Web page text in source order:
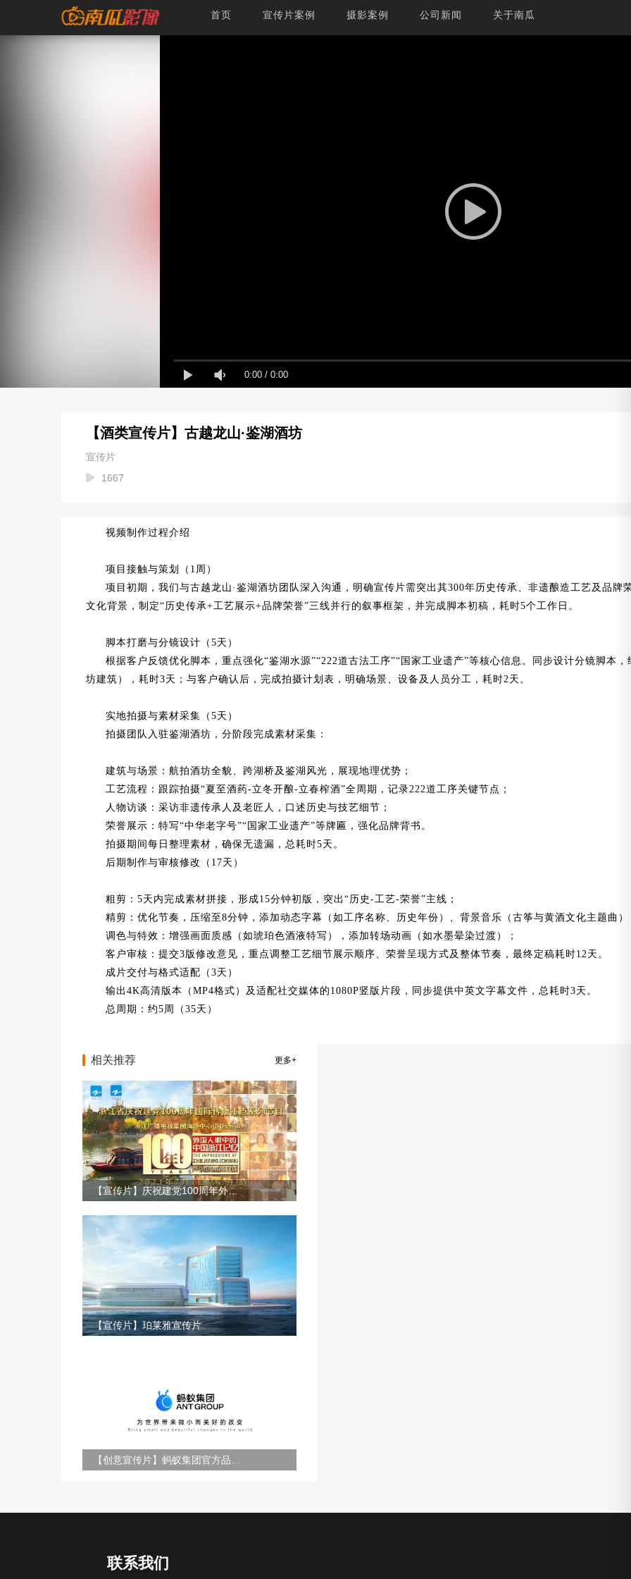
【酒类宣传片】古越龙山·鉴湖酒坊 - 南瓜影像
首页 宣传片案例 摄影案例 公司新闻 关于南瓜
0:00 / 0:00
【酒类宣传片】古越龙山·鉴湖酒坊
宣传片
1667
视频制作过程介绍
项目接触与策划（1周）
项目初期，我们与古越龙山·鉴湖酒坊团队深入沟通，明确宣传片需突出其300年历史传承、非遗酿造工艺及品牌
文化背景，制定“历史传承+工艺展示+品牌荣誉”三线并行的叙事框架，并完成脚本初稿，耗时5个工作日。
脚本打磨与分镜设计（5天）
根据客户反馈优化脚本，重点强化“鉴湖水源”“222道古法工序”“国家工业遗产”等核心信息。同步设计分镜脚本
坊建筑），耗时3天；与客户确认后，完成拍摄计划表，明确场景、设备及人员分工，耗时2天。
实地拍摄与素材采集（5天）
拍摄团队入驻鉴湖酒坊，分阶段完成素材采集：
建筑与场景：航拍酒坊全貌、跨湖桥及鉴湖风光，展现地理优势；
工艺流程：跟踪拍摄“夏至酒药-立冬开酿-立春榨酒”全周期，记录222道工序关键节点；
人物访谈：采访非遗传承人及老匠人，口述历史与技艺细节；
荣誉展示：特写“中华老字号”“国家工业遗产”等牌匾，强化品牌背书。
拍摄期间每日整理素材，确保无遗漏，总耗时5天。
后期制作与审核修改（17天）
粗剪：5天内完成素材拼接，形成15分钟初版，突出“历史-工艺-荣誉”主线；
精剪：优化节奏，压缩至8分钟，添加动态字幕（如工序名称、历史年份）、背景音乐（古筝与黄酒文化主题曲）
调色与特效：增强画面质感（如琥珀色酒液特写），添加转场动画（如水墨晕染过渡）；
客户审核：提交3版修改意见，重点调整工艺细节展示顺序、荣誉呈现方式及整体节奏，最终定稿耗时12天。
成片交付与格式适配（3天）
输出4K高清版本（MP4格式）及适配社交媒体的1080P竖版片段，同步提供中英文字幕文件，总耗时3天。
总周期：约5周（35天）
相关推荐 更多+
【宣传片】庆祝建党100周年外国人眼中看浙江
【宣传片】珀莱雅宣传片
联系我们